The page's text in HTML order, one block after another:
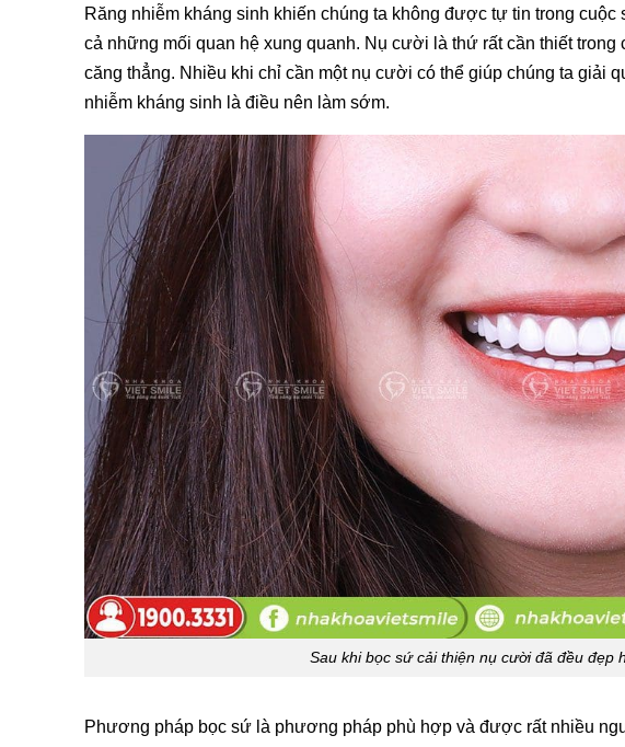
Răng nhiễm kháng sinh khiến chúng ta không được tự tin trong
cả những mối quan hệ xung quanh. Nụ cười là thứ rất cần thiết
căng thẳng. Nhiều khi chỉ cần một nụ cười có thể giúp chúng ta giải
nhiễm kháng sinh là điều nên làm sớm.
Sau khi bọc sứ cải thiện nụ cười đã đều đẹp
Phương pháp bọc sứ là phương pháp phù hợp và được rất nhiều